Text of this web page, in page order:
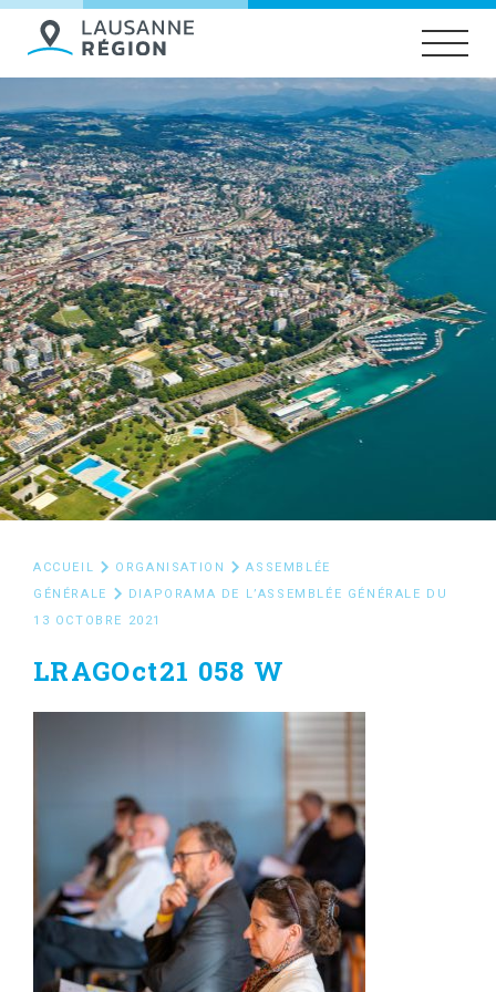
ACCUEIL ORGANISATION
ASSEMBLÉE
GÉNÉRALE
DIAPORAMA DE L’ASSEMBLÉE GÉNÉRALE DU
13 OCTOBRE 2021
LRAGOct21 058 W